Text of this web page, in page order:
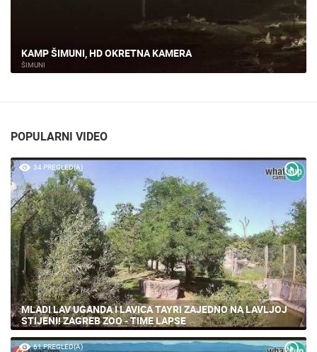
KAMP ŠIMUNI, HD OKRETNA KAMERA
ŠIMUNI
POPULARNI VIDEO
34 PREGLED(A)
MLADI LAV UGANDA I LAVICA TAYRI ZAJEDNO NA LAVLJOJ
STIJENI! ZAGREB ZOO - TIME LAPSE
61 PREGLED(A)